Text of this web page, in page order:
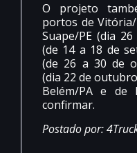
O projeto
portos de
Suape/PE (dia
(de 14 a 18 de
(de 26 a 30 de
(dia 22 de
Belém/PA e de
confirmar.
Postado por: